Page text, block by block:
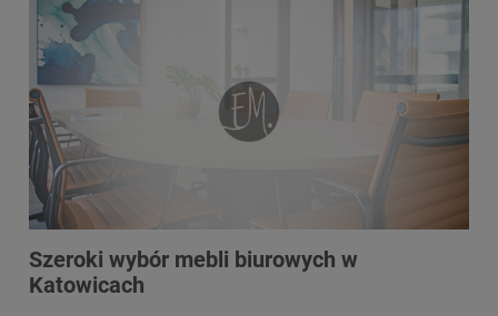
Szeroki wybór mebli biurowych w
Katowicach